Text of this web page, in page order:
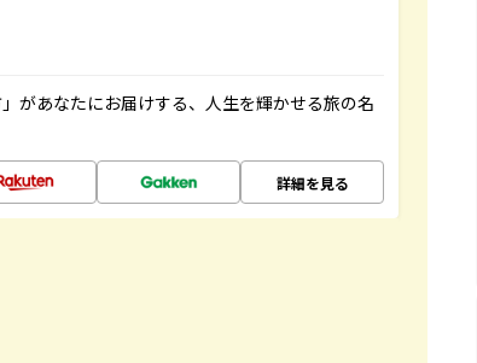
があなたにお届けする、人生を輝かせる旅の名
詳細を見る